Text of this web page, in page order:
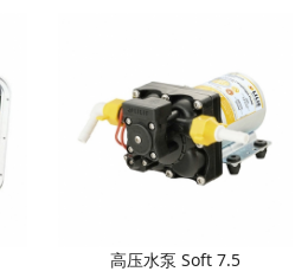
高压水泵 Soft 7.5